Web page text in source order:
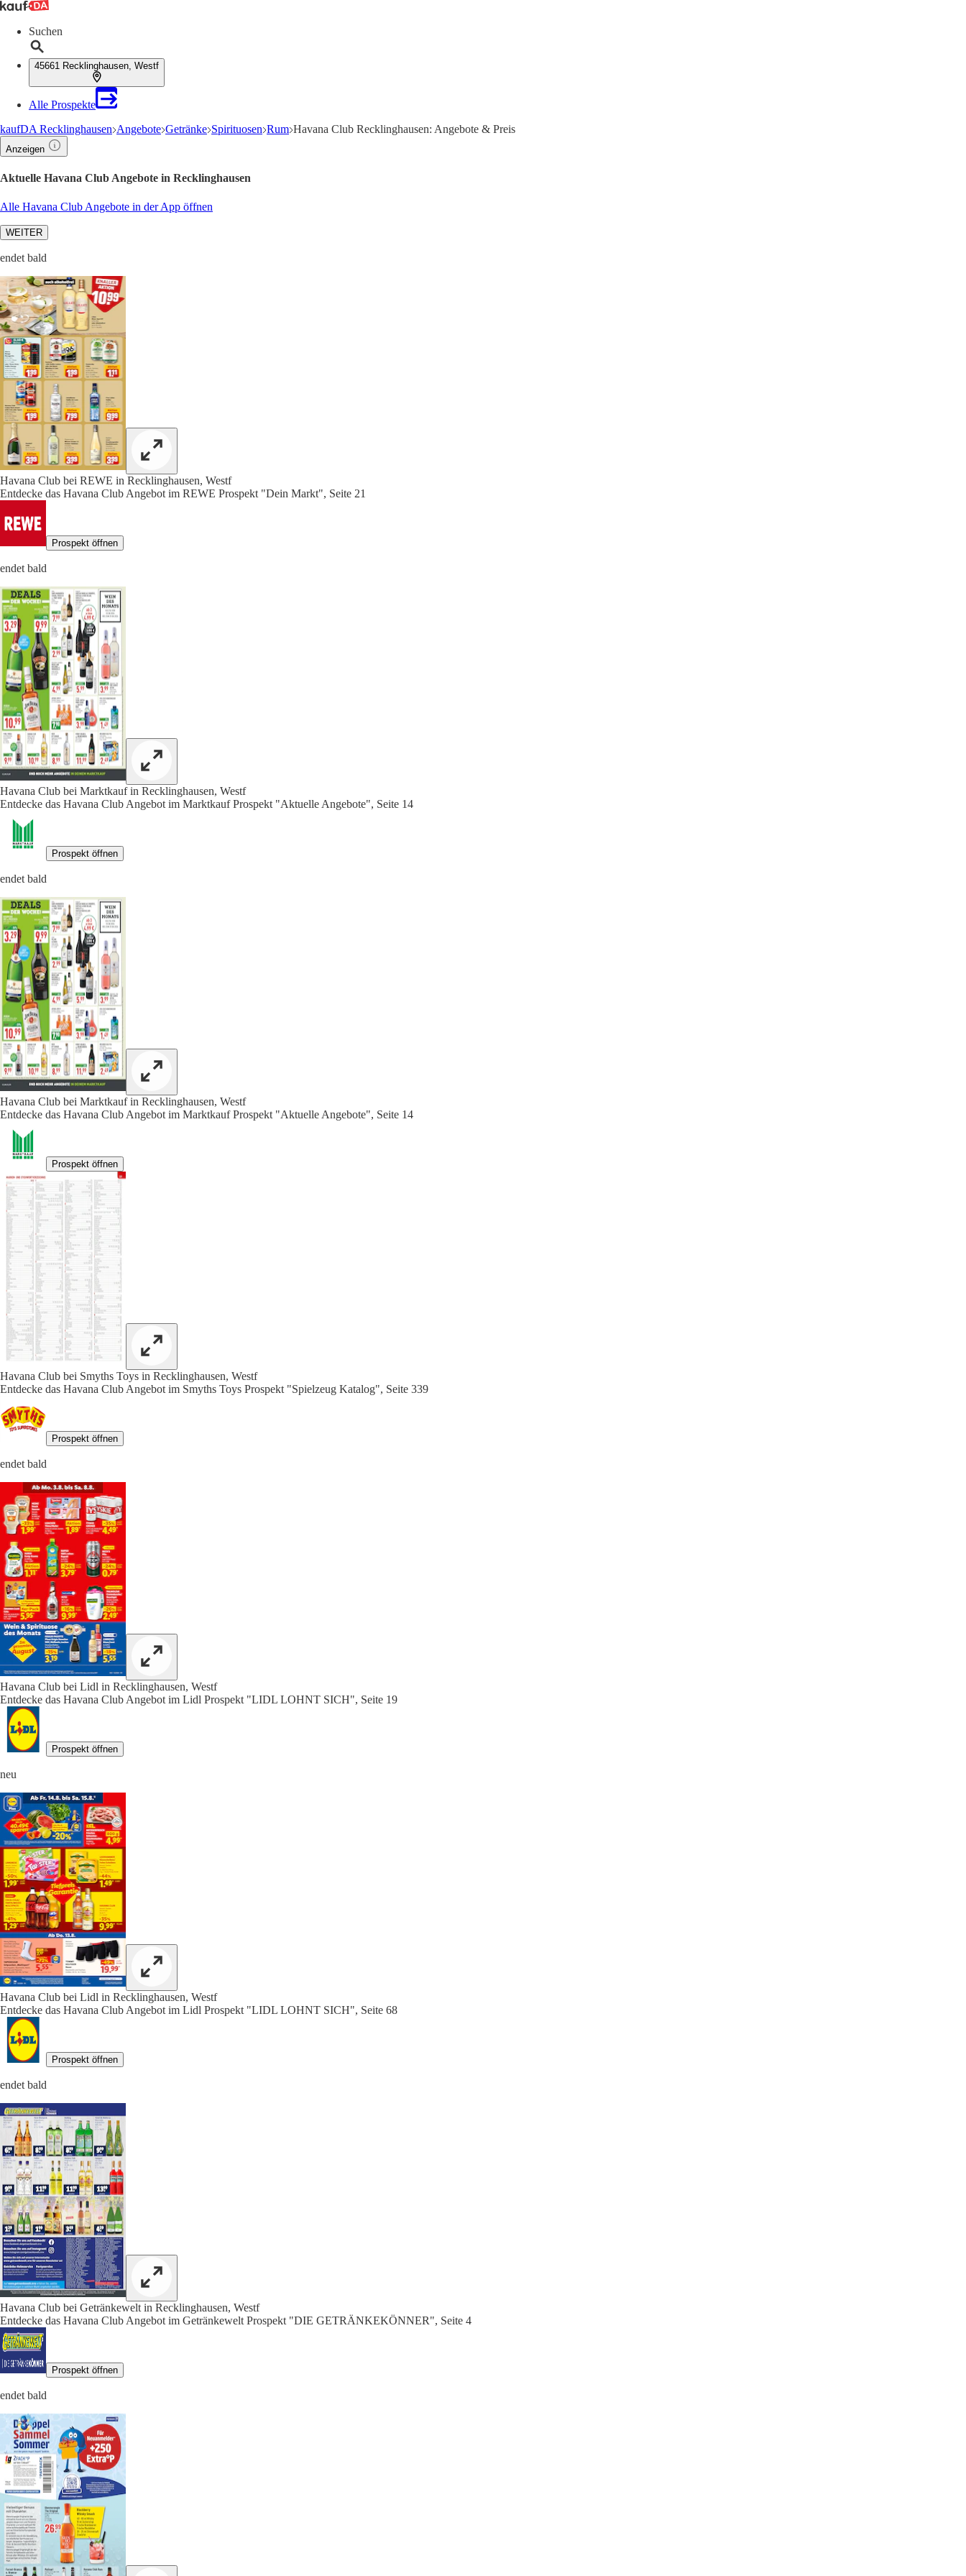
Suchen
45661 Recklinghausen, Westf
Alle Prospekte
kaufDA Recklinghausen Angebote Getränke Spirituosen Rum Havana Club Recklinghausen: Angebote & Preis
Anzeigen
Aktuelle Havana Club Angebote in Recklinghausen
Alle Havana Club Angebote in der App öffnen
WEITER
endet bald
Havana Club bei REWE in Recklinghausen, Westf
Entdecke das Havana Club Angebot im REWE Prospekt "Dein Markt", Seite 21
Prospekt öffnen
endet bald
Havana Club bei Marktkauf in Recklinghausen, Westf
Entdecke das Havana Club Angebot im Marktkauf Prospekt "Aktuelle Angebote", Seite 14
Prospekt öffnen
endet bald
Havana Club bei Marktkauf in Recklinghausen, Westf
Entdecke das Havana Club Angebot im Marktkauf Prospekt "Aktuelle Angebote", Seite 14
Prospekt öffnen
Havana Club bei Smyths Toys in Recklinghausen, Westf
Entdecke das Havana Club Angebot im Smyths Toys Prospekt "Spielzeug Katalog", Seite 339
Prospekt öffnen
endet bald
Havana Club bei Lidl in Recklinghausen, Westf
Entdecke das Havana Club Angebot im Lidl Prospekt "LIDL LOHNT SICH", Seite 19
Prospekt öffnen
neu
Havana Club bei Lidl in Recklinghausen, Westf
Entdecke das Havana Club Angebot im Lidl Prospekt "LIDL LOHNT SICH", Seite 68
Prospekt öffnen
endet bald
Havana Club bei Getränkewelt in Recklinghausen, Westf
Entdecke das Havana Club Angebot im Getränkewelt Prospekt "DIE GETRÄNKEKÖNNER", Seite 4
Prospekt öffnen
endet bald